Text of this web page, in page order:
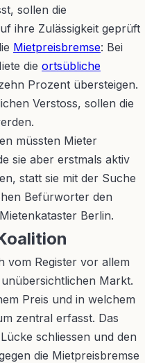
sollen die
ihre Zulässigkeit geprüft
Mietpreisbremse: Bei
die ortsübliche
Prozent übersteigen.
Verstoss, sollen die
müssten Mieter
sie aber erstmals aktiv
statt sie mit der Suche
Befürworter den
Berlin.
vom Register vor allem
Markt.
Preis und in welchem
zentral erfasst. Das
schliessen und den
die Mietpreisbremse